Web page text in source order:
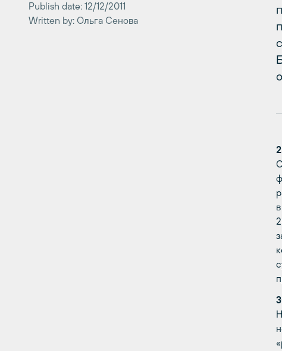
Publish date: 12/12/2011
Written by: Ольга Сенова